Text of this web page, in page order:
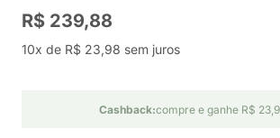
R$ 239,88
10x de R$ 23,98 sem juros
Cashback:compre e ganhe R$